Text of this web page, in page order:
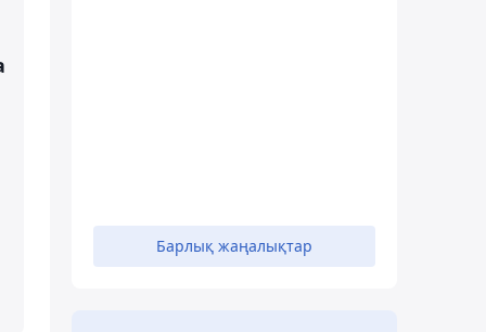
Барлық жаңалықтар